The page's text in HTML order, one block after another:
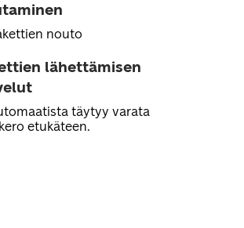
nouto
lähettämisen
täytyy varata
etukäteen.